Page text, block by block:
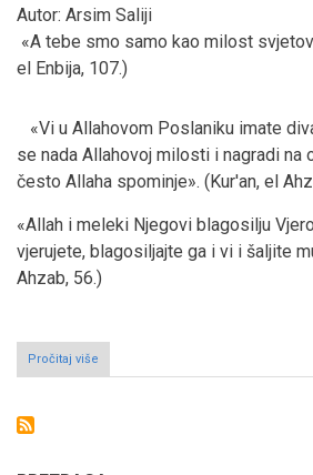
Autor: Arsim Saliji
«A tebe smo samo kao milost
el Enbija, 107.)
«Vi u Allahovom Poslaniku imate
se nada Allahovoj milosti i nagradi na
često Allaha spominje». (Kur'an, el
«Allah i meleki Njegovi blagosilju
vjerujete, blagosiljajte ga i vi i šaljite
Ahzab, 56.)
Pročitaj više
Po(r)uke